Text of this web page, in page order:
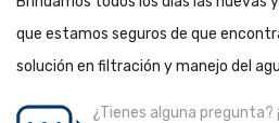
que estamos seguros de que
solución en filtración y manejo del
¿Tienes alguna pregunta?